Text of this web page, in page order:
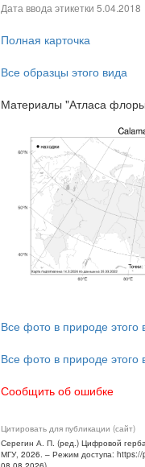
Дата ввода этикетки 5.04.2018
Полная карточка
Все образцы этого вида
Материалы "Атласа
Все фото в природе этого
Все фото в природе этого
Сообщить об ошибке
Цитировать для публикации (сайт)
Серегин А. П. (ред.) Цифровой
МГУ, 2026. – Режим доступа: